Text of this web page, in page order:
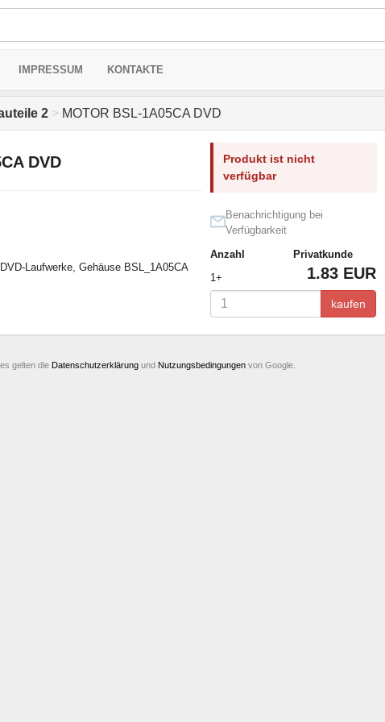
IMPRESSUM KONTAKTE
2 > MOTOR BSL-1A05CA DVD
DVD
Laufwerke, Gehäuse BSL_1A05CA
Produkt ist nicht
verfügbar
Benachrichtigung bei
Verfügbarkeit
Anzahl
Privatkunde
1+
1.83 EUR
kaufen
gelten die Datenschutzerklärung und Nutzungsbedingungen von Google.